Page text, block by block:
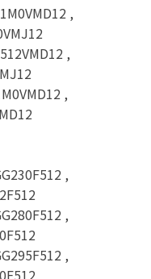
,
,
,
,
,
,